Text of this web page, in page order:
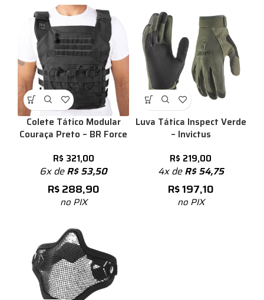
Colete Tático Modular
Couraça Preto – BR Force
R$ 321,00
6x deR$53,50
R$288,90
no PIX
Luva Tática Inspect Verde
– Invictus
R$ 219,00
4x deR$54,75
R$197,10
no PIX